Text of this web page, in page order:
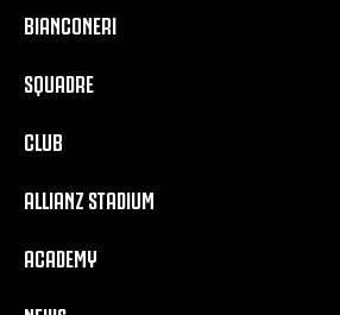
BIANCONERI
SQUADRE
CLUB
ALLIANZ STADIUM
ACADEMY